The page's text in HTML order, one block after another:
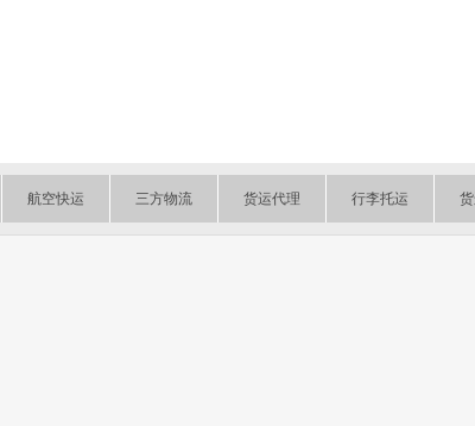
航空快运 三方物流 货运代理 行李托运